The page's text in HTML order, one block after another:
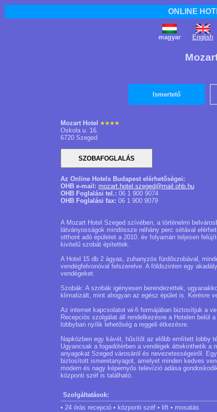
ONLINE
magyar English
Ismertető
Mozart Hotel
Oskola u. 16.
6720 Szeged
Az Online Hotels Budapest elérhetőségei:
OHB e-mail: mozart.hotel.szeged@mail.ohb.hu
OHB Foglalási tel.: 06 1 900 9074
OHB Foglalási fax: 06 1 900 9079
A Mozart Hotel Szeged szívében, a történelmi
látványosságok mindössze néhány perc sétával
otthont adó épületet a 2010. év folyamán teljesen
kivitelű szobát építettek.
A Hotel 15 db 2 ágyas, zuhanyzós fürdőszobával,
vendégfelvonóval felszerelve. A földszinten egy
vendégeket.
Szobák: A szobák igényesen berendezettek,
klimatizált, mint ahogyan az egész épület is. Kérésre
Az internet kapcsolatot wi-fi formájában biztosítjuk a
Recepciós szolgálat áll rendelkezésre a Hotelen belül
lobbyban nyílik lehetőség a reggeli étkezésre.
Napközben egy kávét, hűsítőt az előbb említett lobby
Ugyancsak a fogadótérben a vendégek áttekinthetik a
anyagokat Szeged városáról és nevezetességeiről.
biztosított ismeretanyagot, amelyet minden kedves
modern és nagy képernyős televízió adása
központi széf is található.
Szolgáltatások:
• 24 órás recepció • központi széf • lift • mosatás